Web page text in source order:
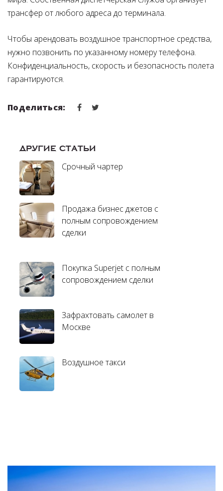
трансфер от любого адреса до терминала.
Чтобы арендовать воздушное транспортное средства,
нужно позвонить по указанному номеру телефона.
Конфиденциальность, скорость и безопасность полета
гарантируются.
Поделиться:
ДРУГИЕ СТАТЬИ
Срочный чартер
Продажа бизнес джетов с
полным сопровождением
сделки
Покупка Superjet с полным
сопровождением сделки
Зафрахтовать самолет в
Москве
Воздушное такси